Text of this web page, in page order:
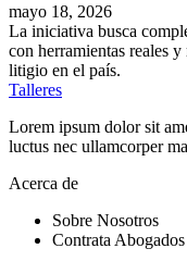
mayo 18, 2026
La iniciativa busca
con herramientas reales
litigio en el país.
Talleres
Lorem ipsum dolor sit
luctus nec ullamcorper
Acerca de
Sobre Nosotros
Contrata Abogados